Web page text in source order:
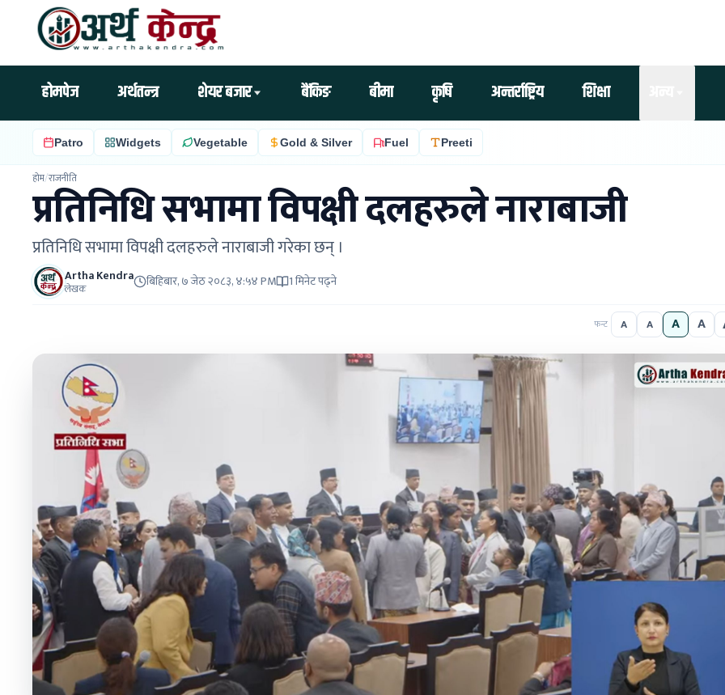
होमपेज अर्थतन्त्र शेयर बजार बैंकिङ बीमा कृषि अन्तर्राष्ट्रिय शिक्षा
Patro Widgets Vegetable Gold & Silver Fuel Preeti
होम/राजनीति
प्रतिनिधि सभामा विपक्षी दलहरुले नाराबाजी
प्रतिनिधि सभामा विपक्षी दलहरुले नाराबाजी गरेका छन् ।
Artha Kendra
लेखक बिहिबार, ७ जेठ २०८३, ४:५४ PM 1 मिनेट पढ्ने
फन्ट A A A A